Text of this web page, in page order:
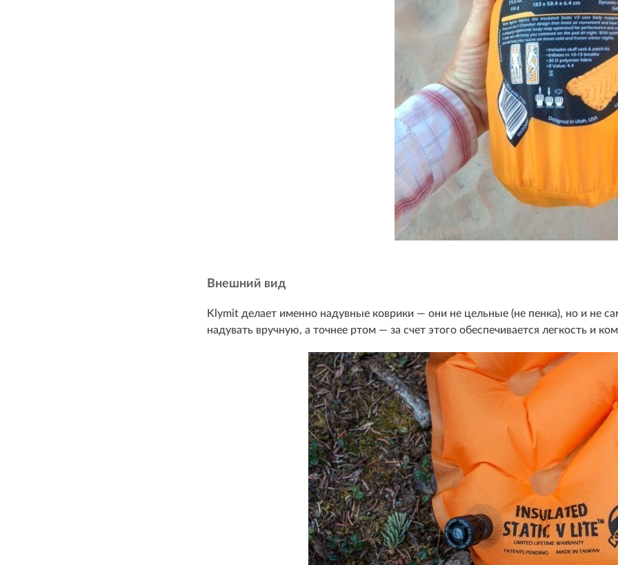
Внешний вид
Klymit делает именно надувные коврики — они не цельные (не пенка), но и не
надувать вручную, а точнее ртом — за счет этого обеспечивается легкость и